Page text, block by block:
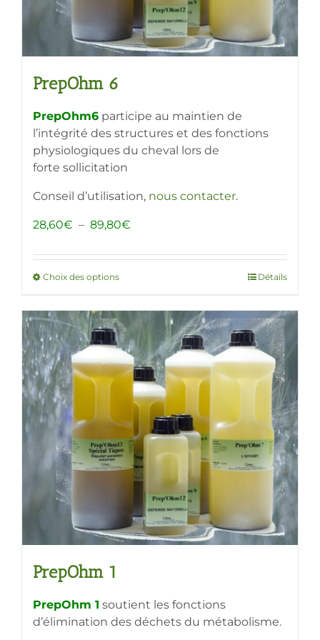
produit
PrepOhm 6
PrepOhm6 participe au maintien de
l’intégrité des structures et des fonctions
physiologiques du cheval lors de
forte sollicitation
Conseil d’utilisation, nous contacter.
28,60€ – 89,80€
prix :
89,80€
Choix des optionsCe
a
plusieurs
variations.
Les
options
peuvent
être
choisies
sur
la
page
produit
Détails
PrepOhm 1
PrepOhm 1 soutient les fonctions
d’élimination des déchets du métabolisme.